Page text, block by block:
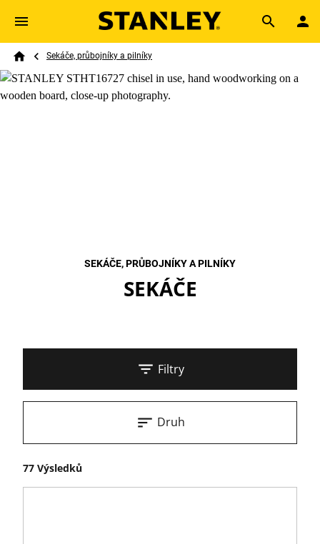
Skip to main content
Search
Breadcrumb
Sekáče, průbojníky a pilníky
SEKÁČE, PRŮBOJNÍKY A PILNÍKY
SEKÁČE
Filtry
77 Výsledků
Druh